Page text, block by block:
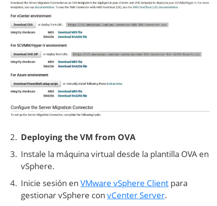
Deploying the VM from OVA
Instale la máquina virtual desde la plantilla OVA en
vSphere.
Inicie sesión en VMware vSphere Client para
gestionar vSphere con vCenter Server.